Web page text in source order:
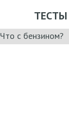
ТЕСТЫ
Что с бензином?